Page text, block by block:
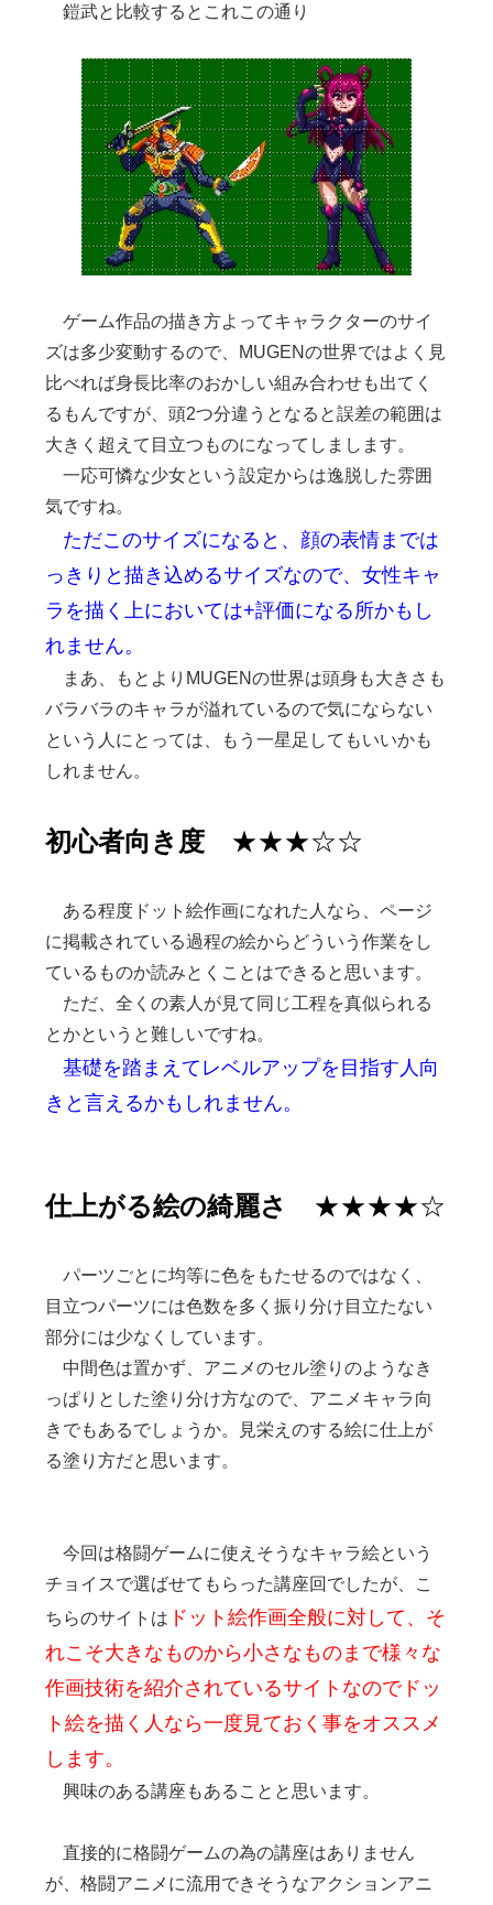
鎧武と比較するとこれこの通り
ゲーム作品の描き方よってキャラクターのサイ
ズは多少変動するので、MUGENの世界ではよく見
比べれば身長比率のおかしい組み合わせも出てく
るもんですが、頭2つ分違うとなると誤差の範囲は
大きく超えて目立つものになってしまします。
一応可憐な少女という設定からは逸脱した雰囲
気ですね。
ただこのサイズになると、顔の表情までは
っきりと描き込めるサイズなので、女性キャ
ラを描く上においては+評価になる所かもし
れません。
まあ、もとよりMUGENの世界は頭身も大きさも
バラバラのキャラが溢れているので気にならない
という人にとっては、もう一星足してもいいかも
しれません。
初心者向き度 ★★★☆☆
ある程度ドット絵作画になれた人なら、ページ
に掲載されている過程の絵からどういう作業をし
ているものか読みとくことはできると思います。
ただ、全くの素人が見て同じ工程を真似られる
とかというと難しいですね。
基礎を踏まえてレベルアップを目指す人向
きと言えるかもしれません。
仕上がる絵の綺麗さ ★★★★☆
パーツごとに均等に色をもたせるのではなく、
目立つパーツには色数を多く振り分け目立たない
部分には少なくしています。
中間色は置かず、アニメのセル塗りのようなき
っぱりとした塗り分け方なので、アニメキャラ向
きでもあるでしょうか。見栄えのする絵に仕上が
る塗り方だと思います。
今回は格闘ゲームに使えそうなキャラ絵という
チョイスで選ばせてもらった講座回でしたが、こ
ちらのサイトは ドット絵作画全般に対して、そ
れこそ大きなものから小さなものまで様々な
作画技術を紹介されているサイトなのでドッ
ト絵を描く人なら一度見ておく事をオススメ
します。
興味のある講座もあることと思います。
直接的に格闘ゲームの為の講座はありません
が、格闘アニメに流用できそうなアクションアニ